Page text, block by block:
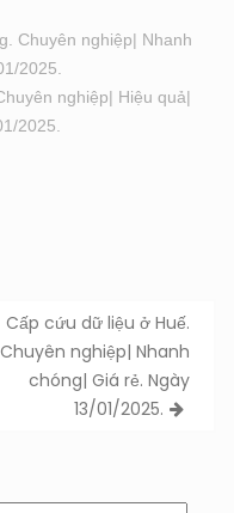
Chuyên nghiệp| Nhanh
2025.
nghiệp| Hiệu quả|
2025.
Cấp cứu dữ liệu ở Huế.
Chuyên nghiệp| Nhanh
chóng| Giá rẻ. Ngày
13/01/2025.